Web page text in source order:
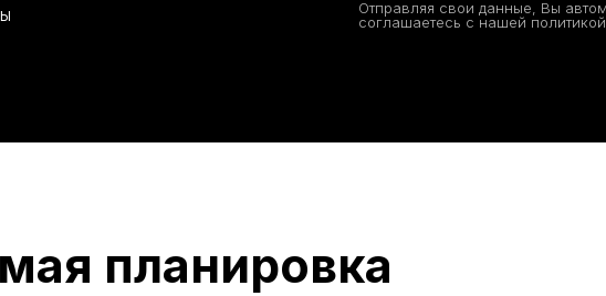
Отправляя свои данные, Вы
соглашаетесь с нашей
планировка